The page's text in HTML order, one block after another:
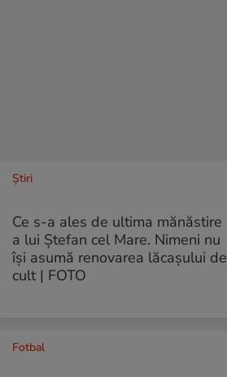
Ştiri
Ce s-a ales de ultima mănăstire
a lui Ștefan cel Mare. Nimeni nu
își asumă renovarea lăcașului de
cult | FOTO
Fotbal